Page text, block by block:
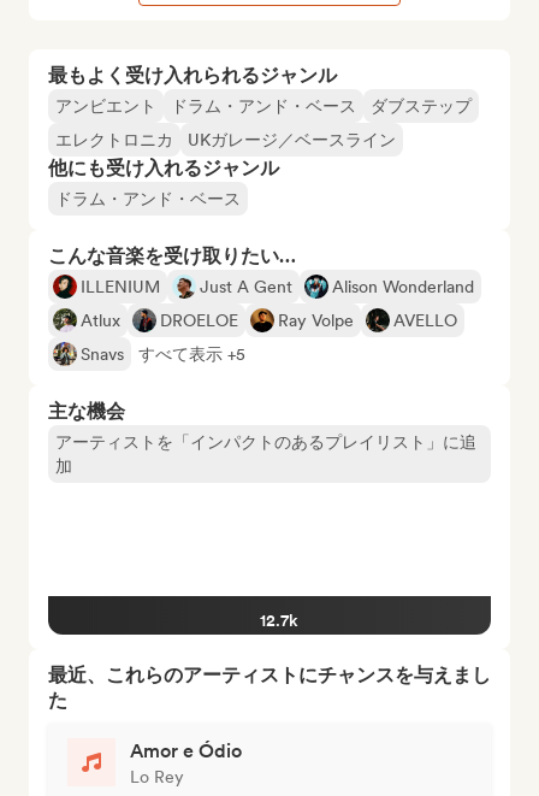
最もよく受け入れられるジャンル
アンビエント ドラム・アンド・ベース
ダブステップ
エレクトロニカ
UKガレージ／ベースライン
他にも受け入れるジャンル
ドラム・アンド・ベース
こんな音楽を受け取りたい…
ILLENIUM Just A Gent
Alison Wonderland
Atlux
DROELOE Ray Volpe
AVELLO
Snavs
すべて表示 +5
主な機会
アーティストを「インパクトのあるプレイリスト」に追
加
12.7k
最近、これらのアーティストにチャンスを与えまし
た
Amor e Ódio
Lo Rey